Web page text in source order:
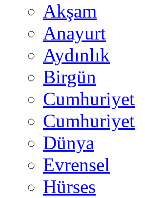
Akşam
Anayurt
Aydınlık
Birgün
Cumhuriyet
Cumhuriyet
Dünya
Evrensel
Hürses